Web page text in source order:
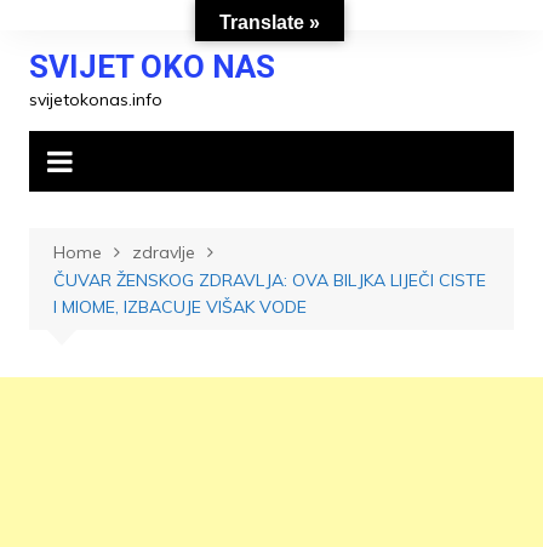
contentSVIJET OKO NAS
svijetokonas.info
Home
zdravlje
ČUVAR ŽENSKOG ZDRAVLJA: OVA BILJKA LIJEČI CISTE
I MIOME, IZBACUJE VIŠAK VODE
Translate »